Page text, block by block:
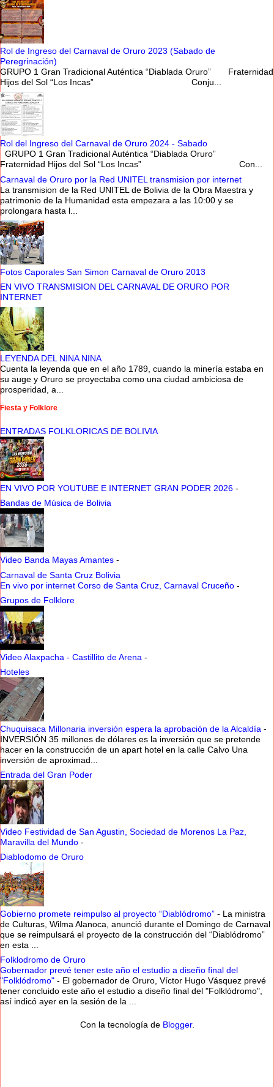
Rol de Ingreso del Carnaval de Oruro 2023 (Sabado de
Peregrinación)
GRUPO 1 Gran Tradicional Auténtica “Diablada Oruro” Fraternidad
Hijos del Sol “Los Incas” Conju...
Rol del Ingreso del Carnaval de Oruro 2024 - Sabado
GRUPO 1 Gran Tradicional Auténtica “Diablada Oruro”
Fraternidad Hijos del Sol “Los Incas” Con...
Carnaval de Oruro por la Red UNITEL transmision por internet
La transmision de la Red UNITEL de Bolivia de la Obra Maestra y
patrimonio de la Humanidad esta empezara a las 10:00 y se
prolongara hasta l...
Fotos Caporales San Simon Carnaval de Oruro 2013
EN VIVO TRANSMISION DEL CARNAVAL DE ORURO POR
INTERNET
LEYENDA DEL NINA NINA
Cuenta la leyenda que en el año 1789, cuando la minería estaba en
su auge y Oruro se proyectaba como una ciudad ambiciosa de
prosperidad, a...
Fiesta y Folklore
ENTRADAS FOLKLORICAS DE BOLIVIA
EN VIVO POR YOUTUBE E INTERNET GRAN PODER 2026 -
Bandas de Música de Bolivia
Video Banda Mayas Amantes -
Carnaval de Santa Cruz Bolivia
En vivo por internet Corso de Santa Cruz, Carnaval Cruceño -
Grupos de Folklore
Video Alaxpacha - Castillito de Arena -
Hoteles
Chuquisaca Millonaria inversión espera la aprobación de la Alcaldía -
INVERSIÓN 35 millones de dólares es la inversión que se pretende
hacer en la construcción de un apart hotel en la calle Calvo Una
inversión de aproximad...
Entrada del Gran Poder
Video Festividad de San Agustin, Sociedad de Morenos La Paz,
Maravilla del Mundo -
Diablodomo de Oruro
Gobierno promete reimpulso al proyecto “Diablódromo” - La ministra
de Culturas, Wilma Alanoca, anunció durante el Domingo de Carnaval
que se reimpulsará el proyecto de la construcción del “Diablódromo”
en esta ...
Folklodromo de Oruro
Gobernador prevé tener este año el estudio a diseño final del
"Folklódromo" - El gobernador de Oruro, Víctor Hugo Vásquez prevé
tener concluido este año el estudio a diseño final del "Folklódromo",
así indicó ayer en la sesión de la ...
Con la tecnología de Blogger.